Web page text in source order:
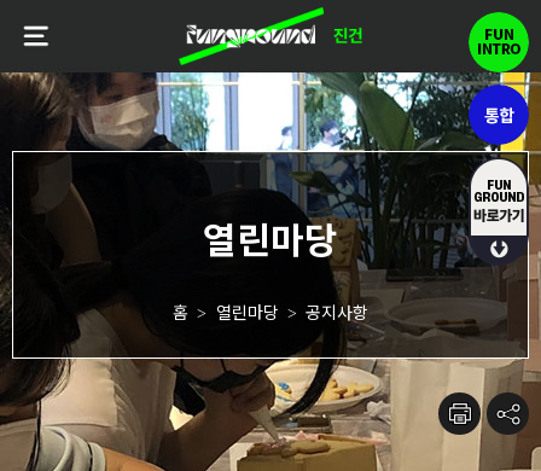
홈 > 열린마당 > 공지사항